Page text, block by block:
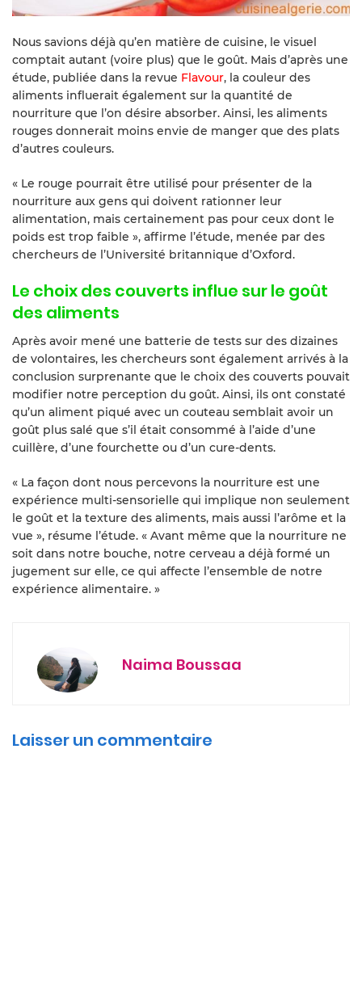
Nous savions déjà qu’en matière de cuisine, le visuel
comptait autant (voire plus) que le goût. Mais d’après une
étude, publiée dans la revue Flavour, la couleur des
aliments influerait également sur la quantité de
nourriture que l’on désire absorber. Ainsi, les aliments
rouges donnerait moins envie de manger que des plats
d’autres couleurs.
« Le rouge pourrait être utilisé pour présenter de la
nourriture aux gens qui doivent rationner leur
alimentation, mais certainement pas pour ceux dont le
poids est trop faible », affirme l’étude, menée par des
chercheurs de l’Université britannique d’Oxford.
Le choix des couverts influe sur le goût
des aliments
Après avoir mené une batterie de tests sur des dizaines
de volontaires, les chercheurs sont également arrivés à la
conclusion surprenante que le choix des couverts pouvait
modifier notre perception du goût. Ainsi, ils ont constaté
qu’un aliment piqué avec un couteau semblait avoir un
goût plus salé que s’il était consommé à l’aide d’une
cuillère, d’une fourchette ou d’un cure-dents.
« La façon dont nous percevons la nourriture est une
expérience multi-sensorielle qui implique non seulement
le goût et la texture des aliments, mais aussi l’arôme et la
vue », résume l’étude. « Avant même que la nourriture ne
soit dans notre bouche, notre cerveau a déjà formé un
jugement sur elle, ce qui affecte l’ensemble de notre
expérience alimentaire. »
Naima Boussaa
Laisser un commentaire